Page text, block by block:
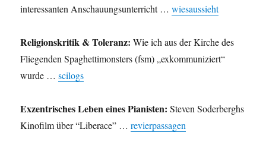
interessanten Anschauungsunterricht …wiesaussieht
Religionskritik & Toleranz: Wie ich aus der Kirche des
Fliegenden Spaghettimonsters (fsm) „exkommuniziert“
wurde …scilogs
Exzentrisches Leben eines Pianisten: Steven Soderberghs
Kinofilm über “Liberace” …revierpassagen